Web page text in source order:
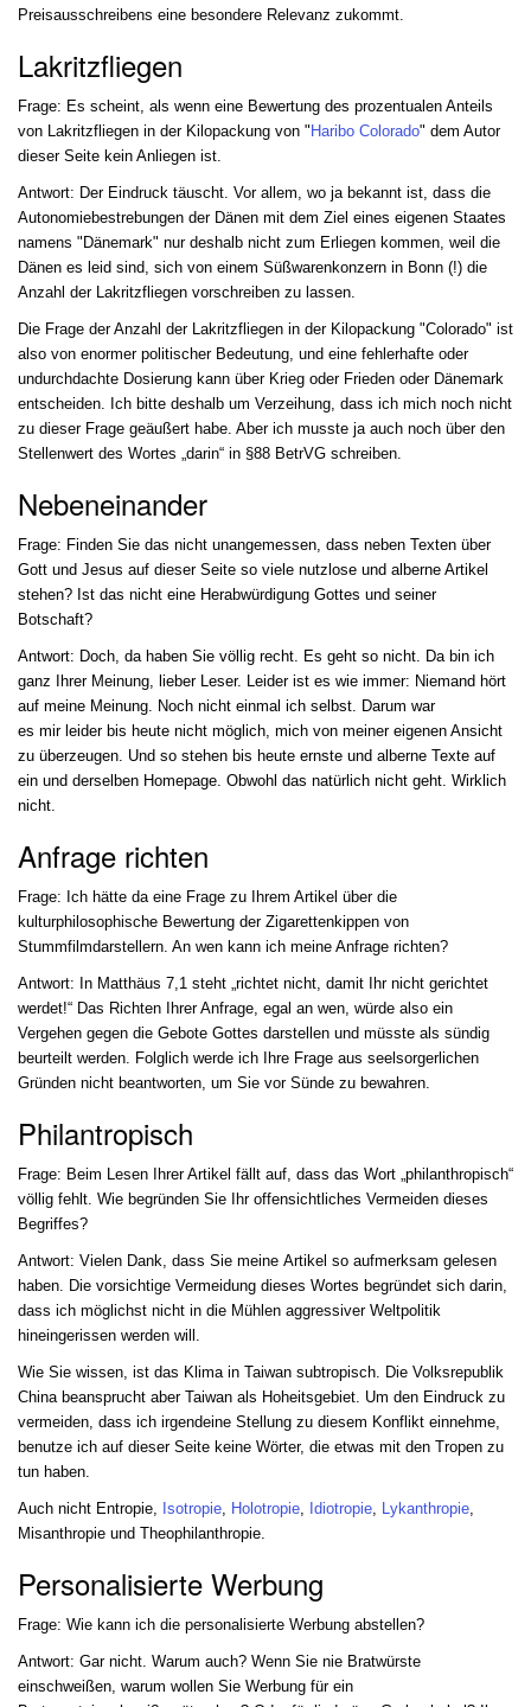
Preisausschreibens eine besondere Relevanz zukommt.
Lakritzfliegen
Frage: Es scheint, als wenn eine Bewertung des prozentualen Anteils
von Lakritzfliegen in der Kilopackung von " Haribo Colorado" dem Autor
dieser Seite kein Anliegen ist.
Antwort: Der Eindruck täuscht. Vor allem, wo ja bekannt ist, dass die
Autonomiebestrebungen der Dänen mit dem Ziel eines eigenen Staates
namens "Dänemark" nur deshalb nicht zum Erliegen kommen, weil die
Dänen es leid sind, sich von einem Süßwarenkonzern in Bonn (!) die
Anzahl der Lakritzfliegen vorschreiben zu lassen.
Die Frage der Anzahl der Lakritzfliegen in der Kilopackung "Colorado" ist
also von enormer politischer Bedeutung, und eine fehlerhafte oder
undurchdachte Dosierung kann über Krieg oder Frieden oder Dänemark
entscheiden. Ich bitte deshalb um Verzeihung, dass ich mich noch nicht
zu dieser Frage geäußert habe. Aber ich musste ja auch noch über den
Stellenwert des Wortes „darin“ in §88 BetrVG schreiben.
Nebeneinander
Frage: Finden Sie das nicht unangemessen, dass neben Texten über
Gott und Jesus auf dieser Seite so viele nutzlose und alberne Artikel
stehen? Ist das nicht eine Herabwürdigung Gottes und seiner
Botschaft?
Antwort: Doch, da haben Sie völlig recht. Es geht so nicht. Da bin ich
ganz Ihrer Meinung, lieber Leser. Leider ist es wie immer: Niemand hört
auf meine Meinung. Noch nicht einmal ich selbst. Darum war
es mir leider bis heute nicht möglich, mich von meiner eigenen Ansicht
zu überzeugen. Und so stehen bis heute ernste und alberne Texte auf
ein und derselben Homepage. Obwohl das natürlich nicht geht. Wirklich
nicht.
Anfrage richten
Frage: Ich hätte da eine Frage zu Ihrem Artikel über die
kulturphilosophische Bewertung der Zigarettenkippen von
Stummfilmdarstellern. An wen kann ich meine Anfrage richten?
Antwort: In Matthäus 7,1 steht „richtet nicht, damit Ihr nicht gerichtet
werdet!“ Das Richten Ihrer Anfrage, egal an wen, würde also ein
Vergehen gegen die Gebote Gottes darstellen und müsste als sündig
beurteilt werden. Folglich werde ich Ihre Frage aus seelsorgerlichen
Gründen nicht beantworten, um Sie vor Sünde zu bewahren.
Philantropisch
Frage: Beim Lesen Ihrer Artikel fällt auf, dass das Wort „philanthropisch“
völlig fehlt. Wie begründen Sie Ihr offensichtliches Vermeiden dieses
Begriffes?
Antwort: Vielen Dank, dass Sie meine Artikel so aufmerksam gelesen
haben. Die vorsichtige Vermeidung dieses Wortes begründet sich darin,
dass ich möglichst nicht in die Mühlen aggressiver Weltpolitik
hineingerissen werden will.
Wie Sie wissen, ist das Klima in Taiwan subtropisch. Die Volksrepublik
China beansprucht aber Taiwan als Hoheitsgebiet. Um den Eindruck zu
vermeiden, dass ich irgendeine Stellung zu diesem Konflikt einnehme,
benutze ich auf dieser Seite keine Wörter, die etwas mit den Tropen zu
tun haben.
Auch nicht Entropie, Isotropie, Holotropie, Idiotropie, Lykanthropie,
Misanthropie und Theophilanthropie.
Personalisierte Werbung
Frage: Wie kann ich die personalisierte Werbung abstellen?
Antwort: Gar nicht. Warum auch? Wenn Sie nie Bratwürste
einschweißen, warum wollen Sie Werbung für ein